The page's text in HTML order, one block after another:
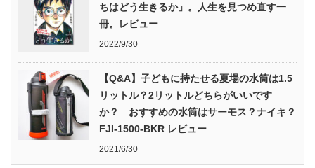
ちはどう生きるか」。人生を見つめ直す一
冊。レビュー
2022/9/30
【Q&A】子どもに持たせる夏場の水筒は1.5
リットル？2リットルどちらがいいです
か？ おすすめの水筒はサーモス？ナイキ？
FJI-1500-BKR レビュー
2021/6/30